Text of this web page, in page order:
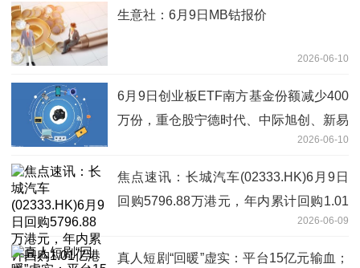
生意社：6月9日MB钴报价
2026-06-10
6月9日创业板ETF南方基金份额减少400
万份，重仓股宁德时代、中际旭创、新易
2026-06-10
焦点速讯：长城汽车(02333.HK)6月9日
回购5796.88万港元，年内累计回购1.01
2026-06-09
真人短剧“回暖”虚实：平台15亿元输血；